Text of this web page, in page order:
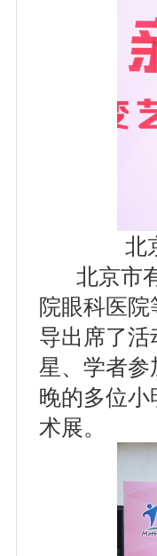
北京
北京市有
院眼科医
导出席了
星、学者参
晚的多位
术展。